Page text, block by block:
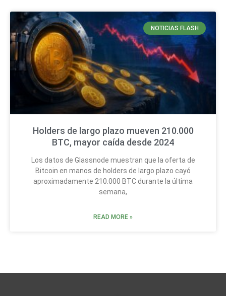
NOTICIAS FLASH
Holders de largo plazo mueven 210.000
BTC, mayor caída desde 2024
Los datos de Glassnode muestran que la oferta de
Bitcoin en manos de holders de largo plazo cayó
aproximadamente 210.000 BTC durante la última
semana,
READ MORE »